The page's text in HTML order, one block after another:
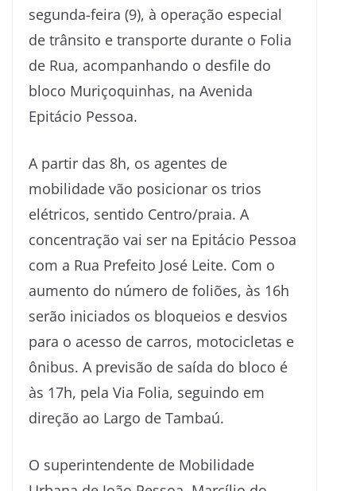
segunda-feira (9), à operação especial
de trânsito e transporte durante o Folia
de Rua, acompanhando o desfile do
bloco Muriçoquinhas, na Avenida
Epitácio Pessoa.
A partir das 8h, os agentes de
mobilidade vão posicionar os trios
elétricos, sentido Centro/praia. A
concentração vai ser na Epitácio Pessoa
com a Rua Prefeito José Leite. Com o
aumento do número de foliões, às 16h
serão iniciados os bloqueios e desvios
para o acesso de carros, motocicletas e
ônibus. A previsão de saída do bloco é
às 17h, pela Via Folia, seguindo em
direção ao Largo de Tambaú.
O superintendente de Mobilidade